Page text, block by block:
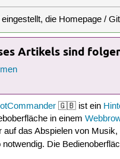
die Homepage /
Artikels sind
🇬🇧 ist ein
in einem
auf das Abspielen von
Die